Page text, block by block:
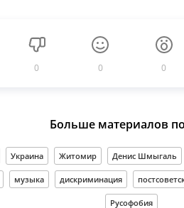
0 0 0
Больше материалов
Украина Житомир Денис Шмыгаль
музыка дискриминация
Русофобия